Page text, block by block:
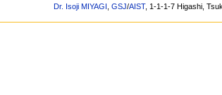
Dr. Isoji MIYAGI
,GSJ/AIST, 1-1-1-7 Higashi,